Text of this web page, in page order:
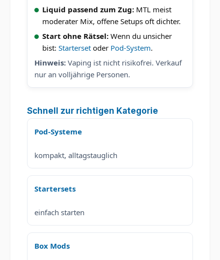
Liquid passend zum Zug: MTL meist
moderater Mix, offene Setups oft dichter.
Start ohne Rätsel: Wenn du unsicher
bist: Starterset oder Pod-System.
Hinweis: Vaping ist nicht risikofrei. Verkauf
nur an volljährige Personen.
Schnell zur richtigen Kategorie
Pod-Systeme
kompakt, alltagstauglich
Startersets
einfach starten
Box Mods